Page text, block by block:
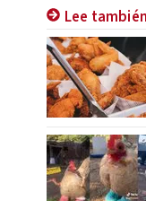
Lee